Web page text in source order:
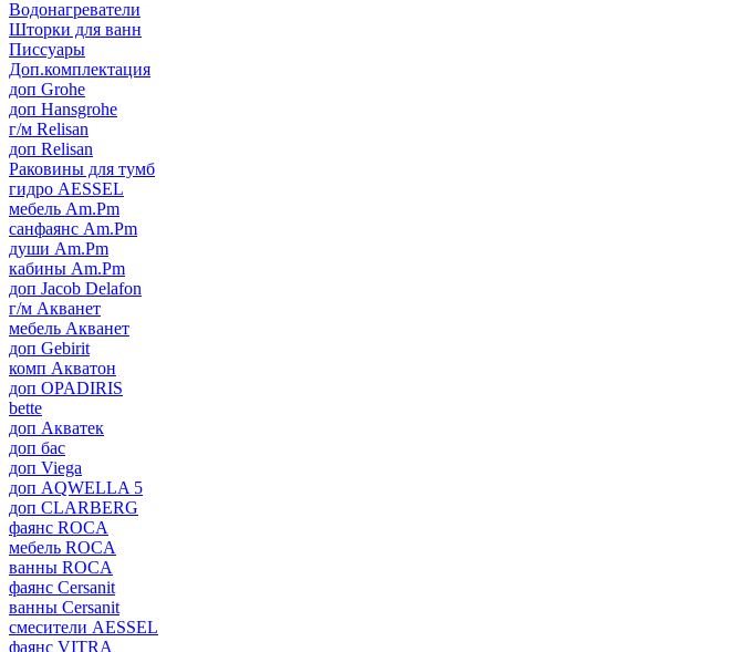
Водонагреватели
Шторки для ванн
Писсуары
Доп.комплектация
доп Grohe
доп Hansgrohe
г/м Relisan
доп Relisan
Раковины для тумб
гидро AESSEL
мебель Am.Pm
санфаянс Am.Pm
души Am.Pm
кабины Am.Pm
доп Jacob Delafon
г/м Акванет
мебель Акванет
доп Gebirit
комп Акватон
доп OPADIRIS
bette
доп Акватек
доп бас
доп Viega
доп AQWELLA 5
доп CLARBERG
фаянс ROCA
мебель ROCA
ванны ROCA
фаянс Cersanit
ванны Cersanit
смесители AESSEL
фаянс VITRA